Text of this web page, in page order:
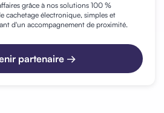
grâce à nos solutions 100 %
cachetage électronique, simples et
d'un accompagnement de proximité.
partenaire →